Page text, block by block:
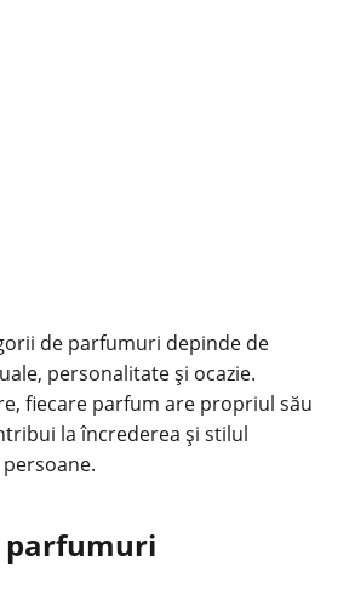
de parfumuri depinde de
personalitate și ocazie.
fiecare parfum are propriul său
la încrederea și stilul
parfumuri